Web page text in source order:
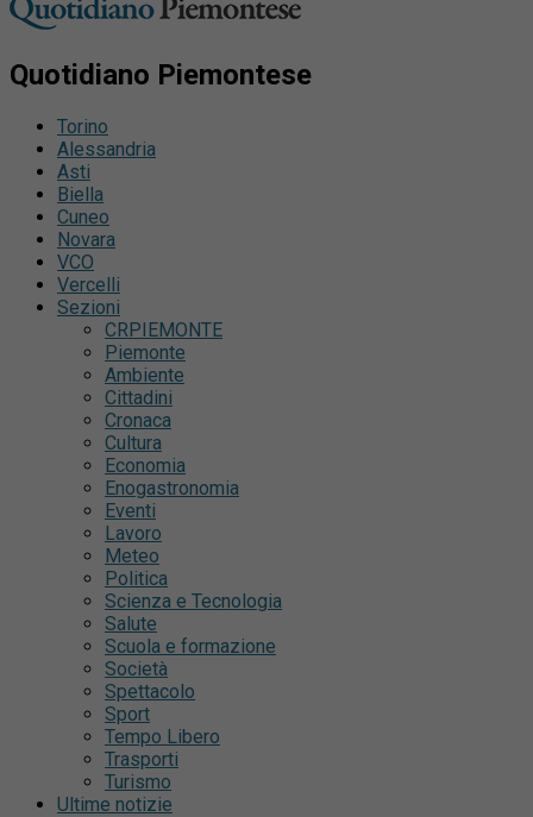
Quotidiano Piemontese
Torino
Alessandria
Asti
Biella
Cuneo
Novara
VCO
Vercelli
Sezioni
CRPIEMONTE
Piemonte
Ambiente
Cittadini
Cronaca
Cultura
Economia
Enogastronomia
Eventi
Lavoro
Meteo
Politica
Scienza e Tecnologia
Salute
Scuola e formazione
Società
Spettacolo
Sport
Tempo Libero
Trasporti
Turismo
Ultime notizie